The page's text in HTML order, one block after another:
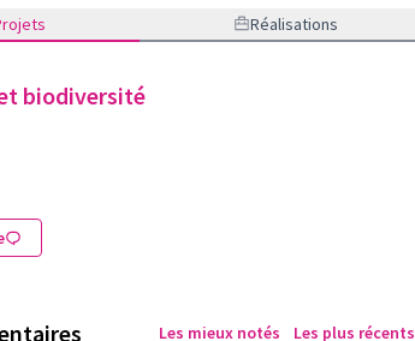
Réalisations
biodiversité
Les mieux notés Les plus récents